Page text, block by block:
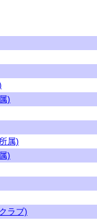
)
属)
)
ラブ)